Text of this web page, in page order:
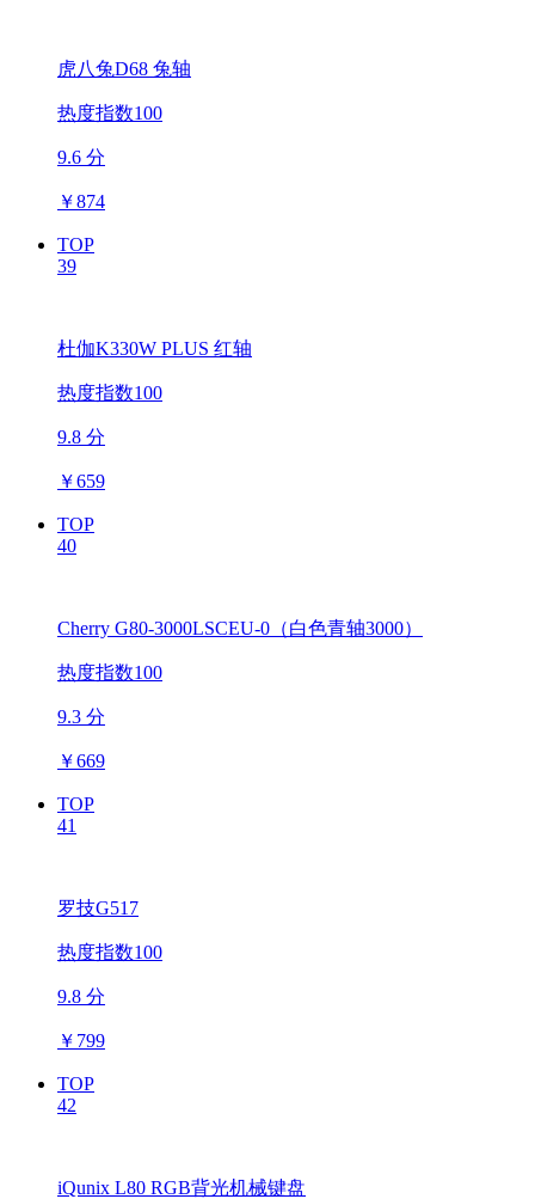
虎八兔D68 兔轴
热度指数100
9.6 分
￥874
TOP
39
杜伽K330W PLUS 红轴
热度指数100
9.8 分
￥659
TOP
40
Cherry G80-3000LSCEU-0（白色青轴3000）
热度指数100
9.3 分
￥669
TOP
41
罗技G517
热度指数100
9.8 分
￥ 799
TOP
42
iQunix L80 RGB背光机械键盘